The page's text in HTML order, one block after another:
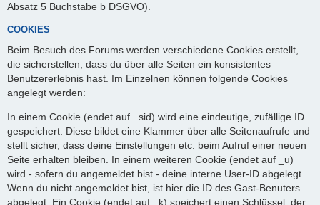
Absatz 5 Buchstabe b DSGVO).
COOKIES
Beim Besuch des Forums werden verschiedene Cookies erstellt,
die sicherstellen, dass du über alle Seiten ein konsistentes
Benutzererlebnis hast. Im Einzelnen können folgende Cookies
angelegt werden:
In einem Cookie (endet auf _sid) wird eine eindeutige, zufällige ID
gespeichert. Diese bildet eine Klammer über alle Seitenaufrufe und
stellt sicher, dass deine Einstellungen etc. beim Aufruf einer neuen
Seite erhalten bleiben. In einem weiteren Cookie (endet auf _u)
wird - sofern du angemeldet bist - deine interne User-ID abgelegt.
Wenn du nicht angemeldet bist, ist hier die ID des Gast-Benuters
abgelegt. Ein Cookie (endet auf _k) speichert einen Schlüssel, der